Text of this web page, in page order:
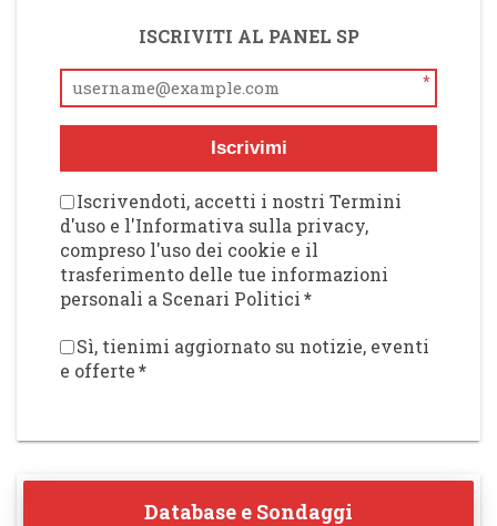
ISCRIVITI AL PANEL SP
*
Iscrivimi
Iscrivendoti, accetti i nostri Termini
d'uso e l'Informativa sulla privacy,
compreso l'uso dei cookie e il
trasferimento delle tue informazioni
personali a Scenari Politici*
Sì, tienimi aggiornato su notizie, eventi
e offerte*
Database e Sondaggi